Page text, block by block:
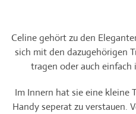
Celine gehört zu den
sich mit den dazugehörigen
tragen oder auch
Im Innern hat sie eine kleine
Handy seperat zu verstauen.